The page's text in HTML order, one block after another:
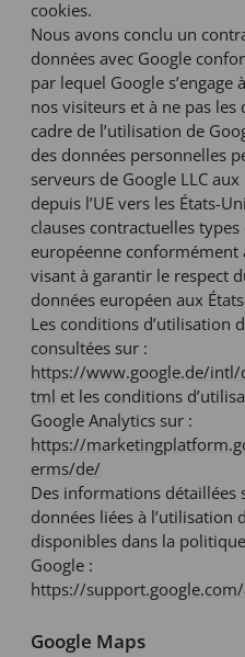
cookies.
Nous avons conclu un
données avec Google
par lequel Google
nos visiteurs et à ne pas
cadre de l’utilisation de
des données personnelles
serveurs de Google LLC
depuis l’UE vers les États-
clauses contractuelles
européenne conformément
visant à garantir le respect
données européen aux
Les conditions d’utilisation
consultées sur :
https://www.google.de/
tml et les conditions
Google Analytics sur :
https://
erms/de/
Des informations détaillées
données liées à l’utilisation
disponibles dans la
Google :
https://
Google Maps